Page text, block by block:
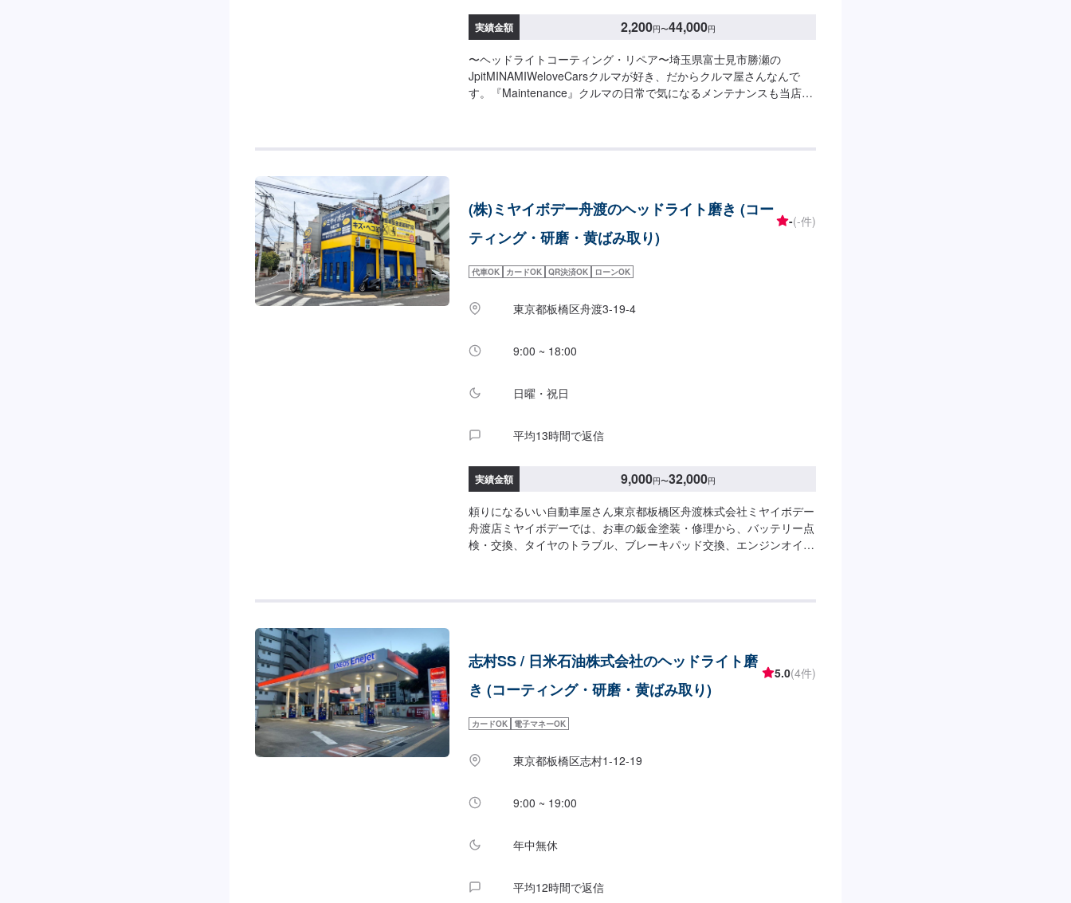
実績金額 2,200円〜44,000円
〜ヘッドライトコーティング・リペア〜埼玉県富士見市勝瀬の
JpitMINAMIWeloveCarsクルマが好き、だからクルマ屋さんなんで
す。『Maintenance』クルマの日常で気になるメンテナンスも当店に
間の安全走行に安全をということで「ヘッドライトクリーニング」を
ご提案させていただいております。<料金目安>●磨き作業料金：
2,200円〜必要な研磨内容や回数によって料金は異なります。●クリア
す。【1】オファーにてお問い合わせ【2】お見積り【3】お見積りに
みOK！⭕️』欲しくて買ったけどうまく付けられない、そんなご経験
たパーツを取り付けることが可能です。クルマ好きの皆さんのピット
ワーカーにおまかせください。『代車について』代車をご用意してい
様にご負担いただいております。『営業時間・定休日』営業時間：
(株)ミヤイボデー舟渡のヘッドライト磨き (コー
ティング・研磨・黄ばみ取り)
-(-件)
代車OK カードOK QR決済OK ローンOK
東京都板橋区舟渡3-19-4
9:00 ~ 18:00
日曜・祝日
平均13時間で返信
実績金額 9,000円〜32,000円
頼りになるいい自動車屋さん東京都板橋区舟渡株式会社ミヤイボデー
舟渡店ミヤイボデーでは、お車の鈑金塗装・修理から、バッテリー点
検・交換、タイヤのトラブル、ブレーキパッド交換、エンジンオイル
い。<代車について>作業中は代車の貸し出しが可能です。ご希望の方
はお気軽にお問い合わせください。※燃料代はお客様負担となりま
す。<営業時間・定休日>営業時間：9:00〜18:00定休日：日曜・祝日
志村SS / 日米石油株式会社のヘッドライト磨
き (コーティング・研磨・黄ばみ取り)
5.0(4件)
カードOK 電子マネーOK
東京都板橋区志村1-12-19
9:00 ~ 19:00
年中無休
平均12時間で返信